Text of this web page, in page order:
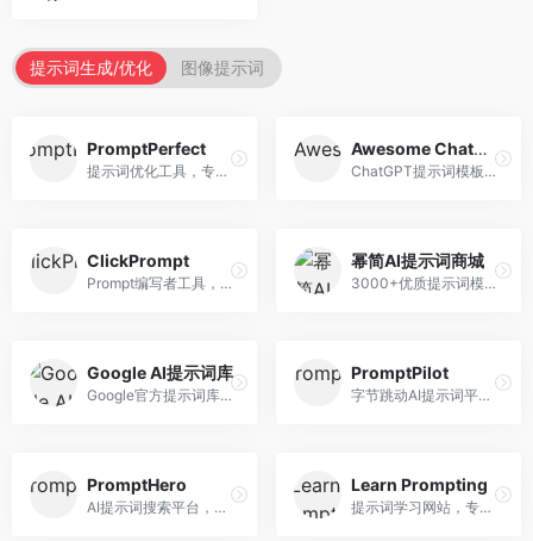
提示词生成/优化 图像提示词
PromptPerfect
提示词优化工具，专注于提示词质量提升。面向AI用户，提供提示词优化、效果测试、版本对比等服务，提示词优化专业。
Awesome ChatGPT Prompts
ChatGPT提示词模板库，专注于实用提示词收集。面向ChatGPT用户，提供提示词模板、使用场景、效果展示等资源，模板实用性强。
ClickPrompt
Prompt编写者工具，专注于提示词创作辅助。面向提示词创作者，提供提示词编辑、测试、分享等服务，创作工具完善。
幂简AI提示词商城
3000+优质提示词模板平台，专注于中文提示词。面向中文AI用户，提供提示词模板、分类检索、一键使用等服务，中文提示词丰富。
Google AI提示词库
Google官方提示词库，专注于Gemini模型优化。面向开发者，提供官方提示词指南、最佳实践、示例代码等资源，权威性强。
PromptPilot
字节跳动AI提示词平台，专注于提示词优化与管理。面向AI用户，提供提示词优化、效果测试、团队协作等服务，企业级功能完善。
PromptHero
AI提示词搜索平台，整合多种AI工具提示词资源。面向AI创作者，提供提示词搜索、模板库、社区分享等服务，提示词资源丰富。
Learn Prompting
提示词学习网站，专注于提示词工程教育。面向AI学习者，提供提示词教程、最佳实践、案例研究等资源，教学内容系统。